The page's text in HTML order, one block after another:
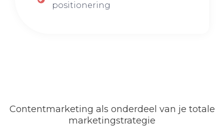
positionering
Contentmarketing als onderdeel van je totale
marketingstrategie